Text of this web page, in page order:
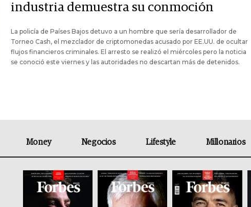
industria demuestra su conmoción
La policía de Países Bajos detuvo a un hombre que sería desarrollador de
Torneo Cash, el mezclador de criptomonedas acusado por EE.UU. de ocultar
flujos financieros criminales. El arresto se realizó el miércoles pero la noticia
se conoció este viernes y las autoridades no descartan más de detenidos.
Money Negocios Lifestyle Millonarios